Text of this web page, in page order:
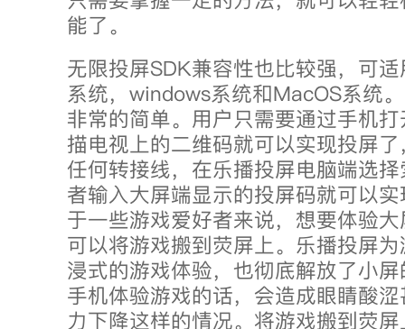
能了。
无限投屏SDK兼容性也比较强，可
系统，windows系统和MacOS系统
非常的简单。用户只需要通过手机
描电视上的二维码就可以实现投屏
任何转接线，在乐播投屏电脑端选
者输入大屏端显示的投屏码就可以
于一些游戏爱好者来说，想要体验
可以将游戏搬到荧屏上。乐播投屏
浸式的游戏体验，也彻底解放了小
手机体验游戏的话，会造成眼睛酸
力下降这样的情况。将游戏搬到荧